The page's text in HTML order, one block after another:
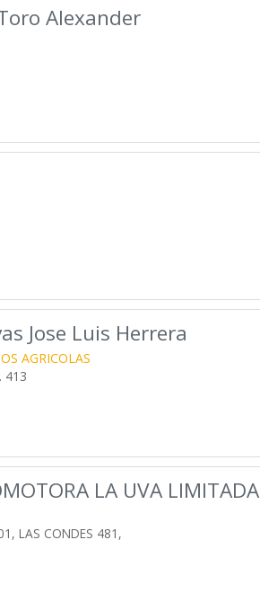
Alexander
Jose Luis Herrera
AGRICOLAS
413
LA UVA LIMITADA
LAS CONDES 481,